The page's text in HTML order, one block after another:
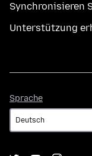
Synchronisieren
Unterstützung
Sprache